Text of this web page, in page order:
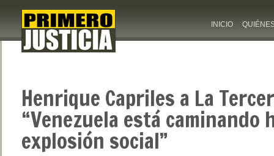
INICIO
Henrique Capriles a La
“Venezuela está caminando
explosión social”